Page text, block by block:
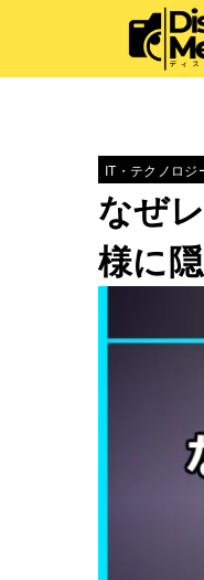
IT・テクノロジ
なぜ
様に